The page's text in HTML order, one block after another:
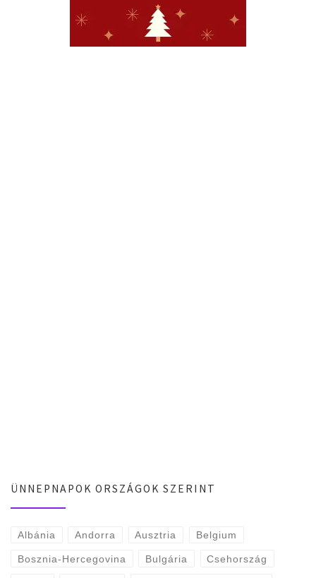
ÜNNEPNAPOK ORSZÁGOK SZERINT
Albánia Andorra Ausztria Belgium
Bosznia-Hercegovina Bulgária Csehország